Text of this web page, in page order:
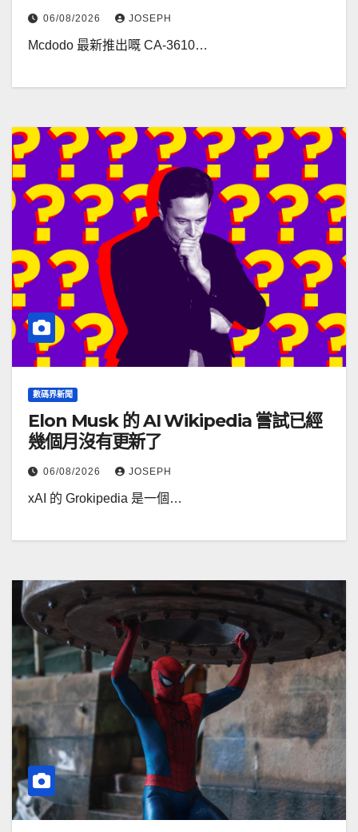
06/08/2026 JOSEPH
Mcdodo 最新推出嘅 CA-3610…
數碼界新聞
Elon Musk 的 AI Wikipedia 嘗試已經
幾個月沒有更新了
06/08/2026 JOSEPH
xAI 的 Grokipedia 是一個…